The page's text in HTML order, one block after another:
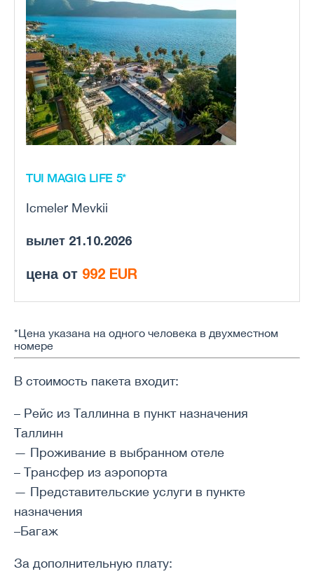
TUI MAGIG LIFE 5*
Icmeler Mevkii
вылет 21.10.2026
цена от 992 EUR
*Цена указана на одного человека в двухместном
номере
В стоимость пакета входит:
– Рейс из Таллинна в пункт назначения
Таллинн
— Проживание в выбранном отеле
– Трансфер из аэропорта
— Представительские услуги в пункте
назначения
–Багаж
За дополнительную плату: